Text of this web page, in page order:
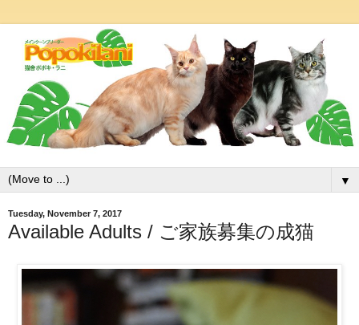
▼
Tuesday, November 7, 2017
Available Adults / ご家族募集の成猫